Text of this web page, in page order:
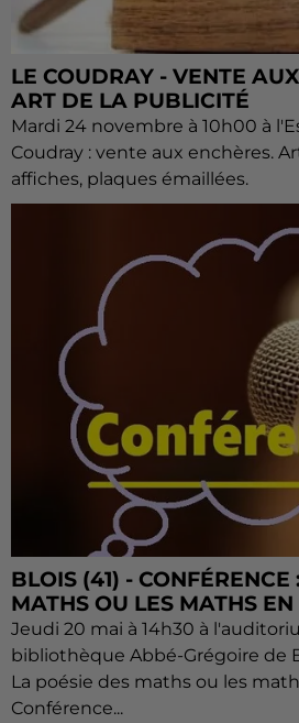
LE COUDRAY - VENTE
ART DE LA PUBLICITÉ
Mardi 24 novembre à 10h00 à
Coudray : vente aux enchères.
affiches, plaques émaillées.
BLOIS (41) -
MATHS OU LES MATHS EN
Jeudi 20 mai à 14h30 à
bibliothèque Abbé-Grégoire de
La poésie des maths ou les
Conférence...